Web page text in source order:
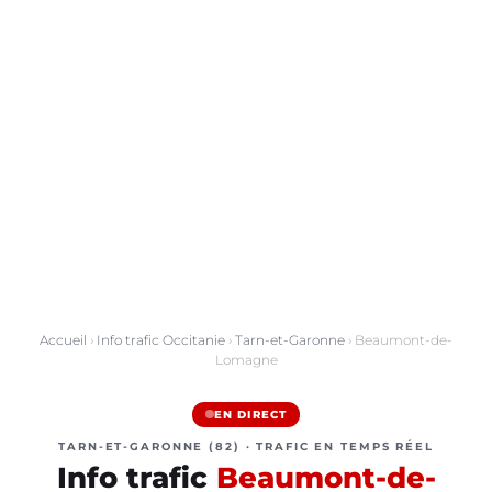
Accueil › Info trafic Occitanie › Tarn-et-Garonne › Beaumont-de-
Lomagne
EN DIRECT
TARN-ET-GARONNE (82) · TRAFIC EN TEMPS RÉEL
Info trafic Beaumont-de-